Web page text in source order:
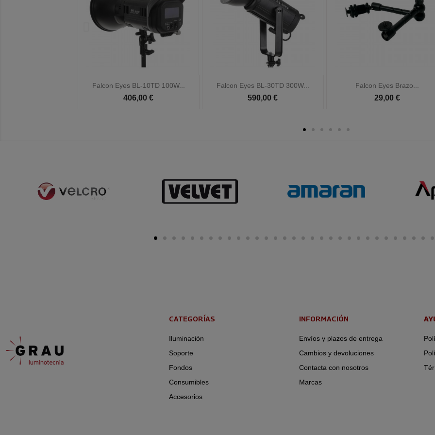
Falcon Eyes BL-30TD 300W...
590,00 €
Vista rápida Falcon Eyes Brazo...
29,00 €
Vista rápida Falcon Eyes Caja Luz...
64,95 €
Vista rápida
CATEGORÍAS
Iluminación
Soporte
Fondos
Consumibles
Accesorios
INFORMACIÓN
Envíos y plazos de entrega
Cambios y devoluciones
Contacta con nosotros
Marcas